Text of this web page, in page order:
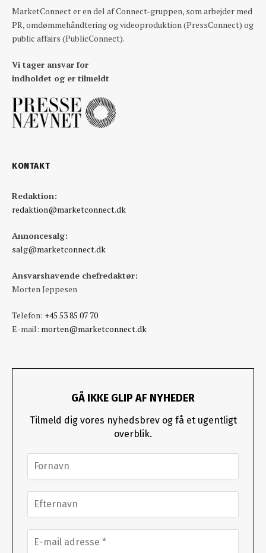
MarketConnect er en del af Connect-gruppen, som arbejder med
PR, omdømmehåndtering og videoproduktion (PressConnect) og
public affairs (PublicConnect).
Vi tager ansvar for
indholdet og er tilmeldt
KONTAKT
Redaktion:
redaktion@marketconnect.dk
Annoncesalg:
salg@marketconnect.dk
Ansvarshavende chefredaktør:
Morten Jeppesen
Telefon: +45 53 85 07 70
E-mail: morten@marketconnect.dk
GÅ IKKE GLIP AF NYHEDER
Tilmeld dig vores nyhedsbrev og få et ugentligt
overblik.